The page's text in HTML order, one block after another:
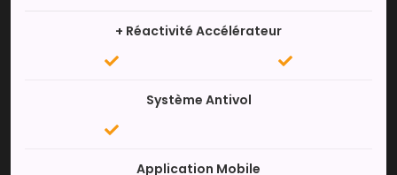
+ Réactivité Accélérateur
Système Antivol
Application Mobile